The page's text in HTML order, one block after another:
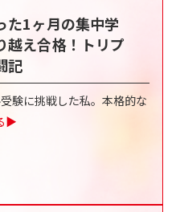
た1ヶ月の集中学
越え合格！トリプ
記
験に挑戦した私。本格的な
▶